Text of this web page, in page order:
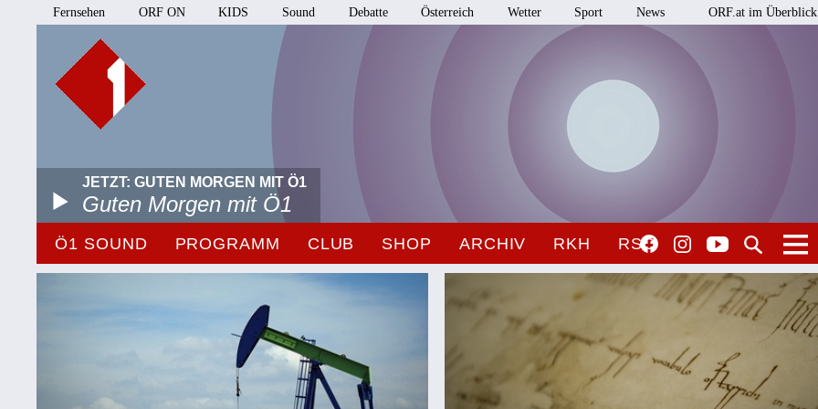
Fernsehen ORF ON KIDS Sound Debatte Österreich Wetter Sport News ORF.at im Überblick
JETZT: GUTEN MORGEN MIT Ö1
Guten Morgen mit Ö1
Ö1 SOUND PROGRAMM CLUB SHOP ARCHIV RKH RSO